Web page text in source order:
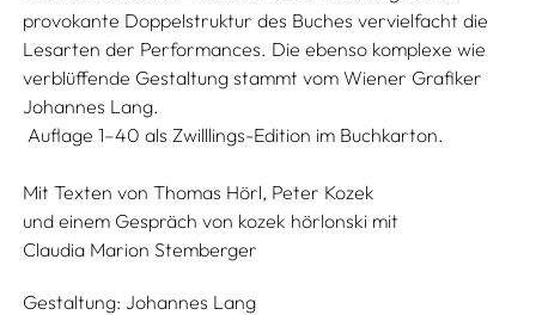
provokante Doppelstruktur des Buches vervielfacht die
Lesarten der Performances. Die ebenso komplexe wie
verblüffende Gestaltung stammt vom Wiener Grafiker
Johannes Lang.
Auflage 1–40 als Zwilllings-Edition im Buchkarton.
Mit Texten von Thomas Hörl, Peter Kozek
und einem Gespräch von kozek hörlonski mit
Claudia Marion Stemberger
Gestaltung: Johannes Lang